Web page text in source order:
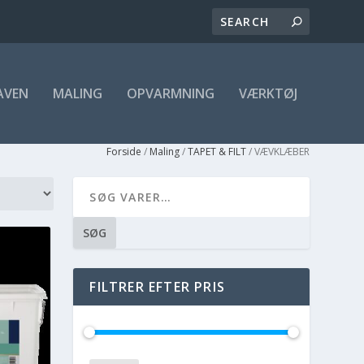
MALING OPVARMNING VÆRKTØJ
Forside / Maling/TAPET & FILT/ VÆVKLÆBER
SØG
FILTRER EFTER PRIS